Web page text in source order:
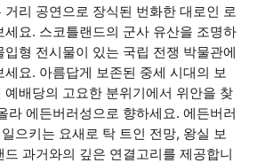
리 공연으로 장식된 번화한 대로인 로
세요. 스코틀랜드의 군사 유산을 조명하
형 전시물이 있는 국립 전쟁 박물관에
요. 아름답게 보존된 중세 시대의 보
예배당의 고요한 분위기에서 위안을 찾
라 에든버러성으로 향하세요. 에든버러
으키는 요새로 탁 트인 전망, 왕실 보
드 과거와의 깊은 연결고리를 제공합니